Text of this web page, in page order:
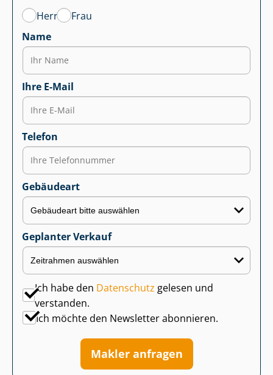
Herr
Frau
Name
Ihre E-Mail
Telefon
Gebäudeart
Geplanter Verkauf
Ich habe den Datenschutz gelesen und
verstanden.
Ich möchte den Newsletter abonnieren.
Makler anfragen